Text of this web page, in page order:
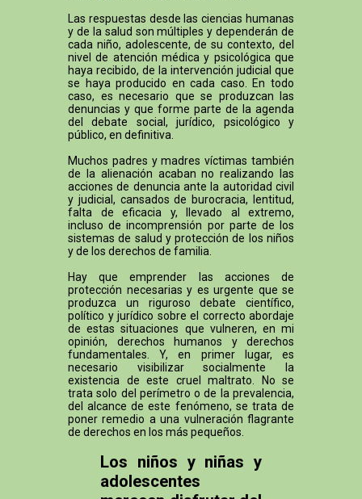
Las respuestas desde las ciencias humanas
y de la salud son múltiples y dependerán de
cada niño, adolescente, de su contexto, del
nivel de atención médica y psicológica que
haya recibido, de la intervención judicial que
se haya producido en cada caso. En todo
caso, es necesario que se produzcan las
denuncias y que forme parte de la agenda
del debate social, jurídico, psicológico y
público, en definitiva.
Muchos padres y madres víctimas también
de la alienación acaban no realizando las
acciones de denuncia ante la autoridad civil
y judicial, cansados de burocracia, lentitud,
falta de eficacia y, llevado al extremo,
incluso de incomprensión por parte de los
sistemas de salud y protección de los niños
y de los derechos de familia.
Hay que emprender las acciones de
protección necesarias y es urgente que se
produzca un riguroso debate científico,
político y jurídico sobre el correcto abordaje
de estas situaciones que vulneren, en mi
opinión, derechos humanos y derechos
fundamentales. Y, en primer lugar, es
necesario visibilizar socialmente la
existencia de este cruel maltrato. No se
trata solo del perímetro o de la prevalencia,
del alcance de este fenómeno, se trata de
poner remedio a una vulneración flagrante
de derechos en los más pequeños.
Los niños y niñas y
adolescentes